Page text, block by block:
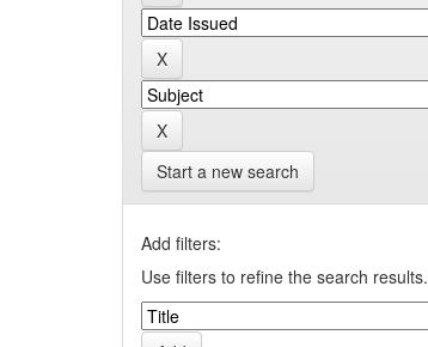
Start a new search
Add filters:
Use filters to refine the search results.